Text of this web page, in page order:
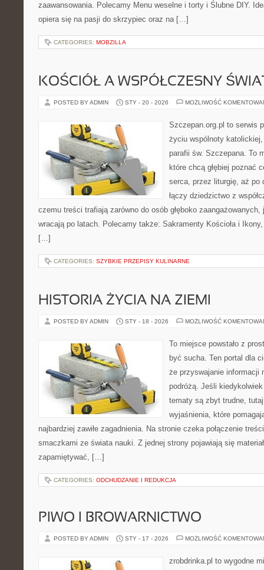
zaawansowania. Polecamy Menu weselne i torty i Ślubne DIY.
opiera się na pasji do skrzypiec oraz na […]
CATEGORIES: MOBZILLA
KOŚCIÓŁ A WSPÓŁCZESNY
POSTED BY ADMIN STY - 20 - 2026 MOŻLIWOŚĆ
Szczepan.org.pl to serwis
życiu wspólnoty
parafii św. Szczepana. To
które chcą głębiej poznać
serca, przez liturgię, aż po
łączy dziedzictwo z
czemu treści trafiają zarówno do osób głęboko
wracają po latach. Polecamy także: Sakramenty Kościoła i
[…]
CATEGORIES: SZYBKIE PRZEPISY KULINARNE
HISTORIA ŻYCIA NA ZIEMI
POSTED BY ADMIN STY - 18 - 2026 MOŻLIWOŚĆ
To miejsce powstało z
być sucha. Ten portal dla
że przyswajanie informacji
podróżą. Jeśli
tematy są zbyt trudne,
wyjaśnienia, które
najbardziej zawiłe zagadnienia. Na stronie czeka połączenie
smaczkami ze świata nauki. Z jednej strony pojawiają się
zapamiętywać, […]
CATEGORIES: ODCHUDZANIE I REDUKCJA
PIWO I BROWARNICTWO
POSTED BY ADMIN STY - 17 - 2026 MOŻLIWOŚĆ
zrobdrinka.pl to wygodne